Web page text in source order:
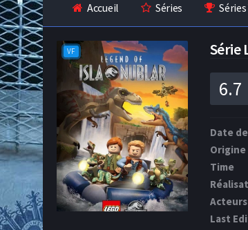
Accueil Séries Séries
VF Série
6.7
Date
Origine
Time
Acteurs
Last